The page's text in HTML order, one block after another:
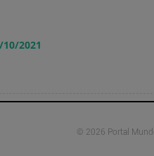
10/2021
© 2026 Portal